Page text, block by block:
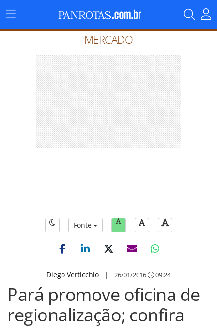
Menu
Principal
MERCADO
Fonte
Diego Verticchio | 26/01/2016 09:24
Pará promove oficina de
regionalização; confira